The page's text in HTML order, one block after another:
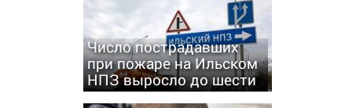
Число пострадавших
при пожаре на Ильском
НПЗ выросло до шести